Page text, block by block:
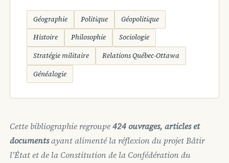
Géographie Politique
Géopolitique
Histoire
Philosophie
Sociologie
Stratégie militaire
Relations Québec-Ottawa
Généalogie
Cette bibliographie regroupe424 ouvrages, articles et
documentsayant alimenté la réflexion du projetBâtir
l'Étatet de la Constitution de la Confédération du